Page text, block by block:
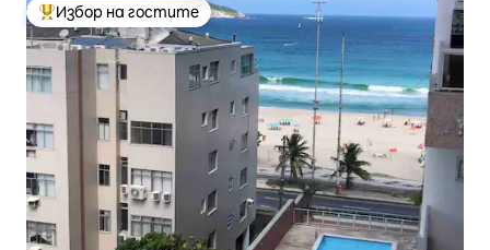
Най-популярен избор на гостите
Избор на гостите